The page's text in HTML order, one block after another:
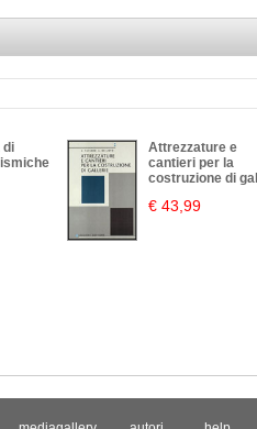
di
Attrezzature e
cantieri per la
costruzione di
€ 43,99